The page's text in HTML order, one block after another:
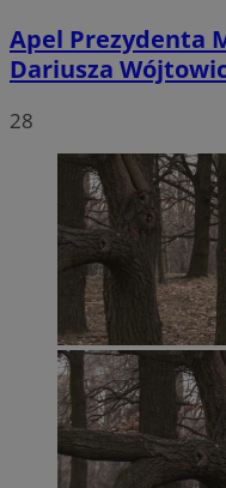
Apel Prezydenta
Dariusza
28